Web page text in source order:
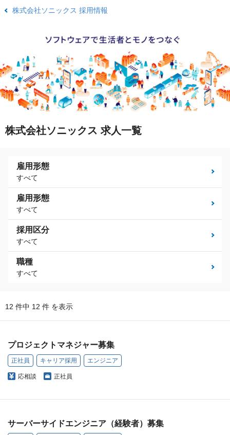
株式会社ソニックス 採用情報
株式会社ソニックス 求人一覧
雇用形態
すべて
雇用形態
すべて
採用区分
すべて
職種
すべて
12 件中 12 件 を表示
プロジェクトマネジャー募集
正社員 キャリア採用 エンジニア
応相談 正社員
サーバーサイドエンジニア（経験者）募集